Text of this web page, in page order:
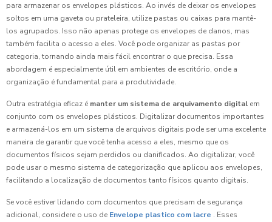
para armazenar os envelopes plásticos. Ao invés de deixar os envelopes
soltos em uma gaveta ou prateleira, utilize pastas ou caixas para mantê-
los agrupados. Isso não apenas protege os envelopes de danos, mas
também facilita o acesso a eles. Você pode organizar as pastas por
categoria, tornando ainda mais fácil encontrar o que precisa. Essa
abordagem é especialmente útil em ambientes de escritório, onde a
organização é fundamental para a produtividade.
Outra estratégia eficaz é manter um sistema de arquivamento digital em
conjunto com os envelopes plásticos. Digitalizar documentos importantes
e armazená-los em um sistema de arquivos digitais pode ser uma excelente
maneira de garantir que você tenha acesso a eles, mesmo que os
documentos físicos sejam perdidos ou danificados. Ao digitalizar, você
pode usar o mesmo sistema de categorização que aplicou aos envelopes,
facilitando a localização de documentos tanto físicos quanto digitais.
Se você estiver lidando com documentos que precisam de segurança
adicional, considere o uso de Envelope plastico com lacre . Esses